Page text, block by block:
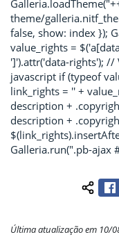
theme/
false, show: index });
value_rights =
']').attr('data-rights');
javascript if (typeof
link_rights = '' +
description +
description +
Galleria.run(".pb-ajax
Última atualização em 10/